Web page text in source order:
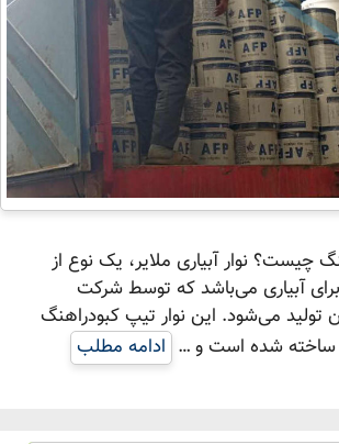
چیست؟ نوار آبیاری ملایر، یک نوع از
آبیاری می‌باشد که توسط شرکت
تولید می‌شود. این نوار تیپ کبودراهنگ
ساخته شده است و … ادامه مطلب